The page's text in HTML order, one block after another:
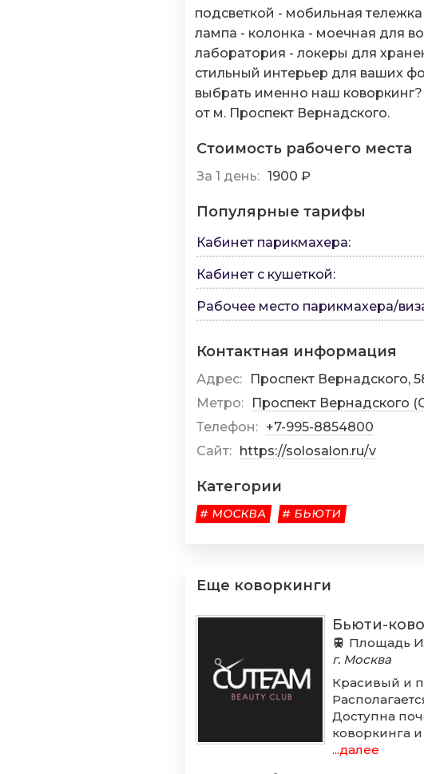
подсветкой - мобильная
лампа - колонка - моечная для
лаборатория - локеры для
стильный интерьер для ваших
выбрать именно наш коворкинг?
от м. Проспект Вернадского.
Стоимость рабочего места
За 1 день: 1900 ₽
Популярные тарифы
Кабинет парикмахера:
Кабинет с кушеткой:
Рабочее место парикмахера/
Контактная информация
Адрес:
Проспект Вернадского,
Метро:
Проспект Вернадского
Телефон: +7-995-8854800
Сайт:
https://solosalon.ru/v
Категории
# МОСКВА # БЬЮТИ
Еще коворкинги
Бьюти-
Площадь
г. Москва
Красивый и
Доступна
коворкинга
...далее